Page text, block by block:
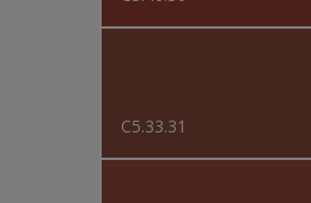
C5.33.31